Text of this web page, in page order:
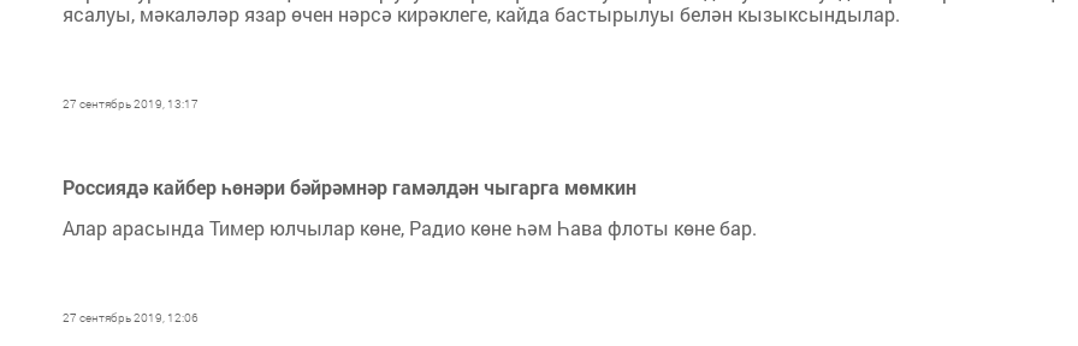
ясалуы, мәкаләләр язар өчен нәрсә кирәклеге, кайда бастырылуы белән кызыксындылар.
27 сентябрь 2019, 13:17
Россиядә кайбер һөнәри бәйрәмнәр гамәлдән чыгарга мөмкин
Алар арасында Тимер юлчылар көне, Радио көне һәм Һава флоты көне бар.
27 сентябрь 2019, 12:06